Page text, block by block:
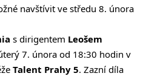
navštívit ve středu 8. února
s dirigentem Leošem
7. února od 18:30 hodin v
Talent Prahy 5. Zazní díla